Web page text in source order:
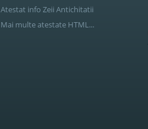
Atestat info Zeii Antichitatii
Mai multe atestate HTML...